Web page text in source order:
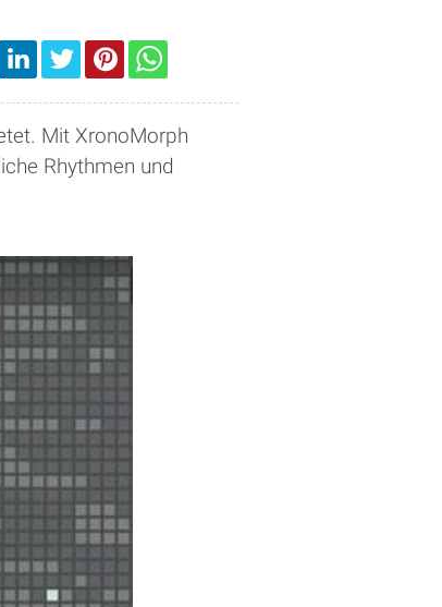
FACEBOOKLINKEDINTWITTERPINTEREST
Mit XronoMorph
Rhythmen und